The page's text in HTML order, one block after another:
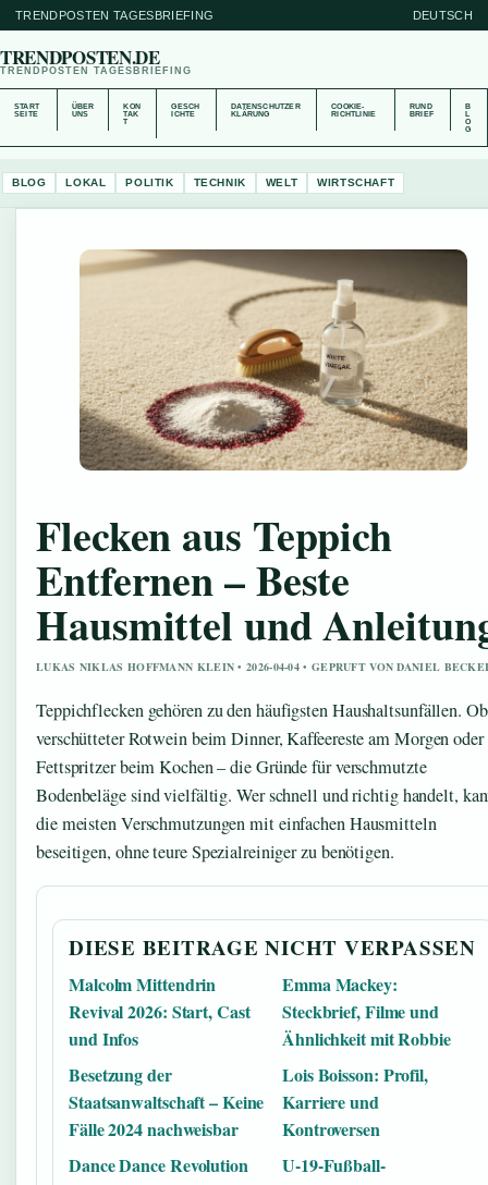
TRENDPOSTEN TAGESBRIEFING DEUTSCH
TRENDPOSTEN.DE
TRENDPOSTEN TAGESBRIEFING
START
SEITE
ÜBER
UNS
KON
TAK
T
GESCH
ICHTE
DATENSCHUTZER
KLÄRUNG
COOKIE-
RICHTLINIE
RUND
BRIEF
B
O
G
BLOG LOKAL POLITIK TECHNIK WELT WIRTSCHAFT
Flecken aus Teppich
Entfernen – Beste
Hausmittel und
LUKAS NIKLAS HOFFMANN KLEIN • 2026-04-04 • GEPRUFT VON DANIEL
Teppichflecken gehören zu den häufigsten Haushaltsunfällen. Ob
verschütteter Rotwein beim Dinner, Kaffeereste am Morgen oder
Fettspritzer beim Kochen – die Gründe für verschmutzte
Bodenbeläge sind vielfältig. Wer schnell und richtig handelt,
die meisten Verschmutzungen mit einfachen Hausmitteln
beseitigen, ohne teure Spezialreiniger zu benötigen.
DIESE BEITRAGE NICHT VERPASSEN
Malcolm Mittendrin
Revival 2026: Start, Cast
und Infos
Emma Mackey:
Steckbrief, Filme und
Ähnlichkeit mit Robbie
Besetzung der
Staatsanwaltschaft – Keine
Fälle 2024 nachweisbar
Lois Boisson: Profil,
Karriere und
Kontroversen
Dance Dance Revolution
U-19-Fußball-